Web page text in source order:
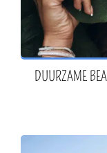
DUURZAME